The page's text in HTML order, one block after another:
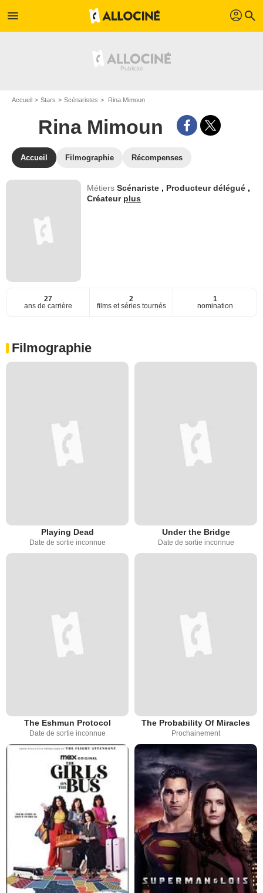
menu profil search
Accueil Stars Scénaristes Rina Mimoun
Rina Mimoun
Accueil Filmographie Récompenses
MétiersScénariste , Producteur délégué ,
Créateur plus
27
ans de carrière
2
films et séries tournés
1
nomination
Filmographie
Playing Dead
Date de sortie inconnue
Under the Bridge
Date de sortie inconnue
The Eshmun Protocol
Date de sortie inconnue
The Probability Of Miracles
Prochainement